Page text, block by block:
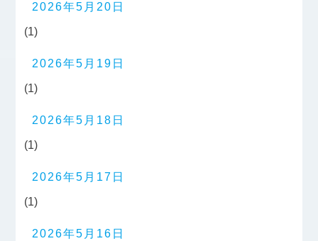
2026年5月20日
(1)
2026年5月19日
(1)
2026年5月18日
(1)
2026年5月17日
(1)
2026年5月16日